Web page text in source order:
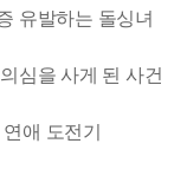
유발하는 돌싱녀
심을 사게 된 사건
애 도전기